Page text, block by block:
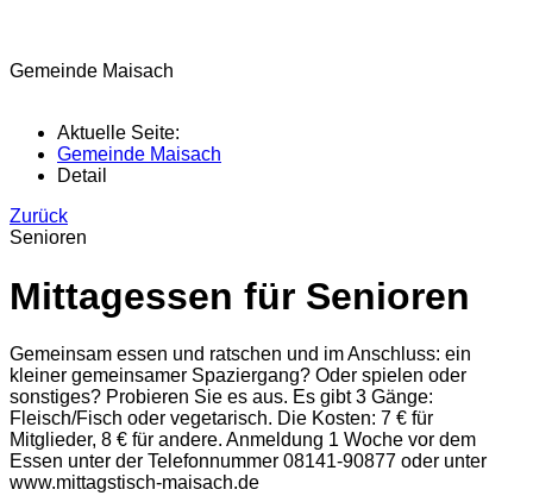
Gemeinde Maisach
Aktuelle Seite:
Gemeinde Maisach
Detail
Zurück
Senioren
Mittagessen für Senioren
Gemeinsam essen und ratschen und im Anschluss: ein
kleiner gemeinsamer Spaziergang? Oder spielen oder
sonstiges? Probieren Sie es aus. Es gibt 3 Gänge:
Fleisch/Fisch oder vegetarisch. Die Kosten: 7 € für
Mitglieder, 8 € für andere. Anmeldung 1 Woche vor dem
Essen unter der Telefonnummer 08141-90877 oder unter
www.mittagstisch-maisach.de